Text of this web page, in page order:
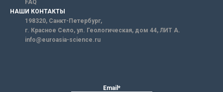
FAQ
НАШИ КОНТАКТЫ
198320, Санкт-Петербург,
г. Красное Село, ул. Геологическая, дом 44, ЛИТ А.
info@euroasia-science.ru
Email*